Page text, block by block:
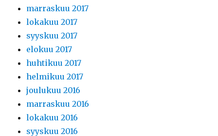
marraskuu 2017
lokakuu 2017
syyskuu 2017
elokuu 2017
huhtikuu 2017
helmikuu 2017
joulukuu 2016
marraskuu 2016
lokakuu 2016
syyskuu 2016